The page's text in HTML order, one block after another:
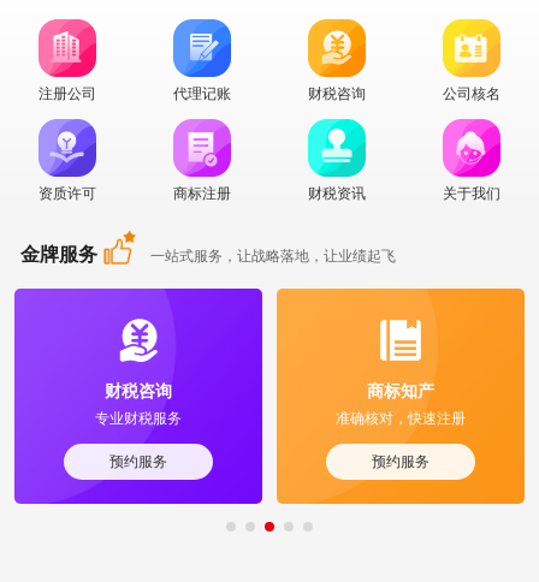
注册公司 代理记账 财税咨询 公司核名
资质许可 商标注册 财税资讯 关于我们
金牌服务 一站式服务，让战略落地，让业绩起飞
财税咨询
专业财税服务
预约服务
商标知产
准确核对，快速注册
预约服务